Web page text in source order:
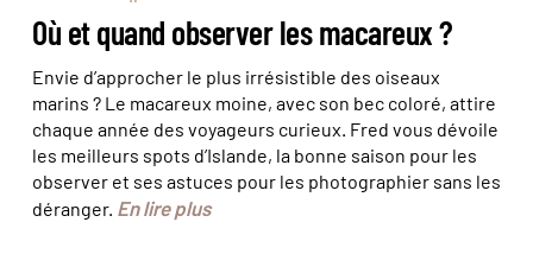
Où et quand observer les macareux ?
Envie d’approcher le plus irrésistible des oiseaux
marins ? Le macareux moine, avec son bec coloré, attire
chaque année des voyageurs curieux. Fred vous dévoile
les meilleurs spots d’Islande, la bonne saison pour les
observer et ses astuces pour les photographier sans les
déranger. En lire plus